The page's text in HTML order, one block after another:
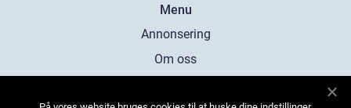
Menu
Annonsering
Om oss